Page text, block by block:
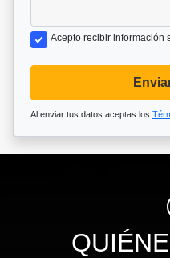
Acepto recibir información
Al enviar tus datos aceptas los